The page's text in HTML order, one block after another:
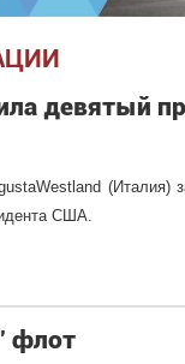
девятый
(Италия)
США.
флот